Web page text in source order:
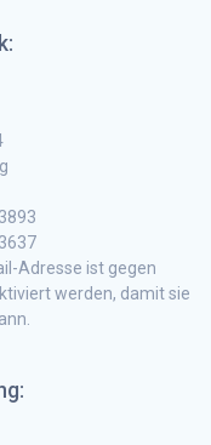
Adresse ist gegen
werden, damit sie